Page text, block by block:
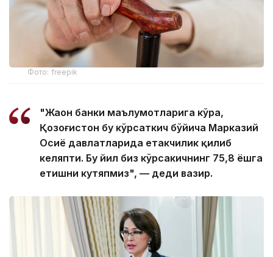
Фото: freepik
"Жаҳон банки маълумотларига кўра,
Қозоғистон бу кўрсаткич бўйича Марказий
Осиё давлатларида етакчилик қилиб
келяпти. Бу йил биз кўрсакичнинг 75,8 ёшга
етишни кутяпмиз", — деди вазир.